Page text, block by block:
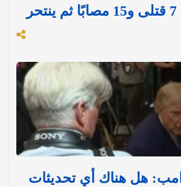
هل هناك أي تحديثات